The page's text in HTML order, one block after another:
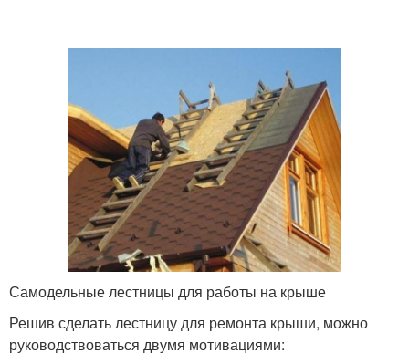
Самодельные лестницы для работы на крыше
Решив сделать лестницу для ремонта крыши, можно
руководствоваться двумя мотивациями: